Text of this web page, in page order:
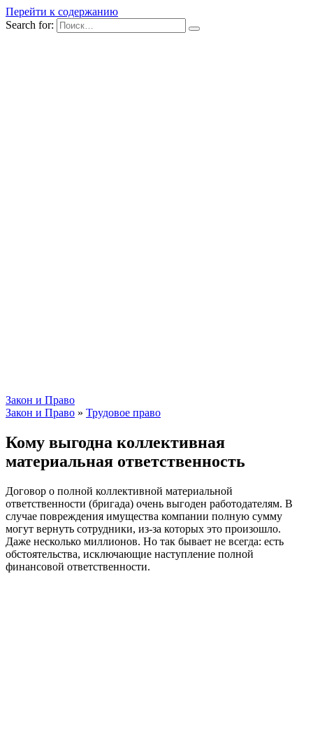
Перейти к содержанию
Search for:
Закон и Право
Закон и Право » Трудовое право
Кому выгодна коллективная
материальная ответственность
Договор о полной коллективной материальной
ответственности (бригада) очень выгоден работодателям. В
случае повреждения имущества компании полную сумму
могут вернуть сотрудники, из-за которых это произошло.
Даже несколько миллионов. Но так бывает не всегда: есть
обстоятельства, исключающие наступление полной
финансовой ответственности.